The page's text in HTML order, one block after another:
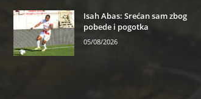
Isah Abas: Srećan sam zbog
pobede i pogotka
05/08/2026